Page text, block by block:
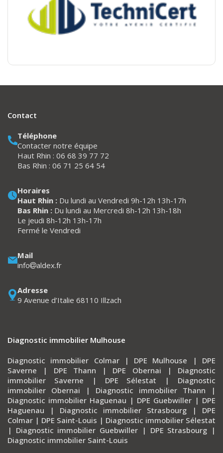
Contact
Téléphone
Contacter notre équipe
Haut Rhin : 06 68 39 77 72
Bas Rhin : 06 71 25 64 54
Horaires
Haut Rhin : Du lundi au Vendredi 9h-12h 13h-17h
Bas Rhin : Du lundi au Mercredi 8h-12h 13h-18h
Le jeudi 8h-12h 13h-17h
Fermé le Vendredi
Mail
info
aldex.fr
Adresse
9 Avenue d’Italie 68110 Illzach
Diagnostic immobilier Mulhouse
Diagnostic immobilier Colmar| DPE Mulhouse | DPE
Saverne | DPE Thann | DPE Obernai | Diagnostic
immobilier Saverne | DPE Sélestat | Diagnostic
immobilier Obernai | Diagnostic immobilier Thann |
Diagnostic immobilier Haguenau | DPE Guebwiller | DPE
Haguenau | Diagnostic immobilier Strasbourg | DPE
Colmar | DPE Saint-Louis | Diagnostic immobilier Sélestat
| Diagnostic immobilier Guebwiller | DPE Strasbourg |
Diagnostic immobilier Saint-Louis